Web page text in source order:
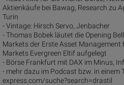
Aktienkäufe bei Bawag, Research zu
Turin
- Vintage: Hirsch Servo, Jenbacher
- Thomas Bobek läutet die Opening
Markets der Erste Asset
Markets Evergreen Eltif aufgelegt
- Börse Frankfurt mit DAX im Minus,
- mehr dazu im Podcast bzw. in
express.com/suche?search=drastil